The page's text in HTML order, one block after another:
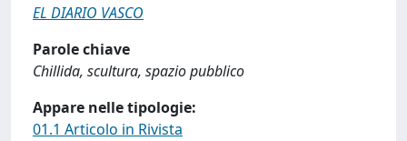
EL DIARIO VASCO
Parole chiave
Chillida, scultura, spazio pubblico
Appare nelle tipologie:
01.1 Articolo in Rivista